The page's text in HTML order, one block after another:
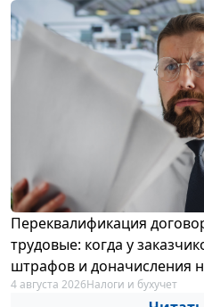
Переквалификация
трудовые: когда у
штрафов и доначисления
4 августа 2026Налоги и бухучет